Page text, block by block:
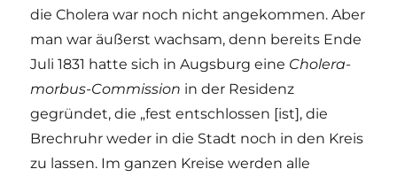
die Cholera war noch nicht angekommen. Aber
man war äußerst wachsam, denn bereits Ende
Juli 1831 hatte sich in Augsburg eine Cholera-
morbus-Commission in der Residenz
gegründet, die „fest entschlossen [ist], die
Brechruhr weder in die Stadt noch in den Kreis
zu lassen. Im ganzen Kreise werden alle